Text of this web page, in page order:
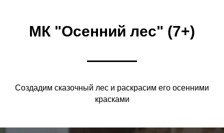
МК "Осенний лес" (7+)
Создадим сказочный лес и раскрасим его осенними
красками